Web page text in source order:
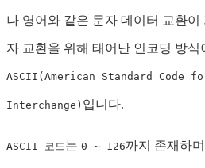
나 영어와 같은 문자 데이터 교환
자 교환을 위해 태어난 인코딩 방식
ASCII(American Standard Code
Interchange) 입니다.
ASCII 코드 는 0 ~ 126까지 존재하며